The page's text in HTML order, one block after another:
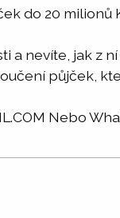
do 20 milionů
a nevíte, jak z
půjček,
Nebo